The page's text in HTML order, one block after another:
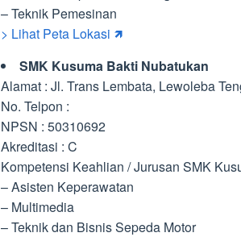
– Teknik Pemesinan
> Lihat Peta Lokasi 🡽
SMK Kusuma Bakti Nubatukan
Alamat : Jl. Trans Lembata, Lewoleba
No. Telpon :
NPSN : 50310692
Akreditasi : C
Kompetensi Keahlian / Jurusan SMK
– Asisten Keperawatan
– Multimedia
– Teknik dan Bisnis Sepeda Motor